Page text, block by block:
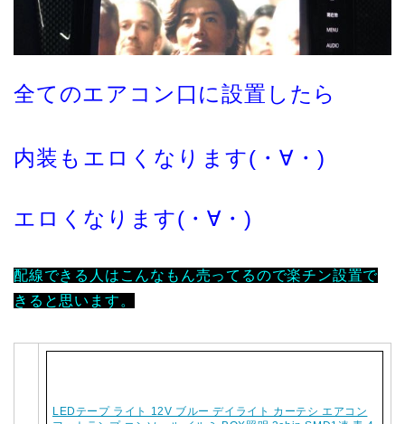
全てのエアコン口に設置したら
内装もエロくなります(・∀・)
エロくなります(・∀・)
配線できる人はこんなもん売ってるので楽チン設置で
きると思います。
LEDテープ ライト 12V ブルー デイライト カーテシ エアコン